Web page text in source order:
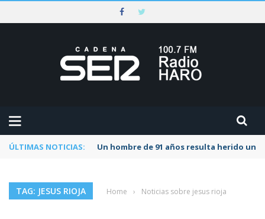
ÚLTIMAS NOTICIAS: Un hombre de 91 años resulta herido
TAG: JESUS RIOJA Home › Noticias sobre jesus rioja